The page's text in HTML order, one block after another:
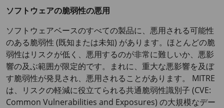
ソフトウェアの脆弱性の悪用
ソフトウェアベースのすべての製品に、悪用される可能性
のある脆弱性 (既知または未知) があります。ほとんどの脆
弱性はリスクが低く、悪用するのが非常に難しいか、悪影
響の及ぶ範囲が限定的です。まれに、重大な悪影響を及ぼ
す脆弱性が発見され、悪用されることがあります。 MITRE
は、リスクの軽減に役立てられる共通脆弱性識別子 (CVE:
Common Vulnerabilities and Exposures) の大規模なデー